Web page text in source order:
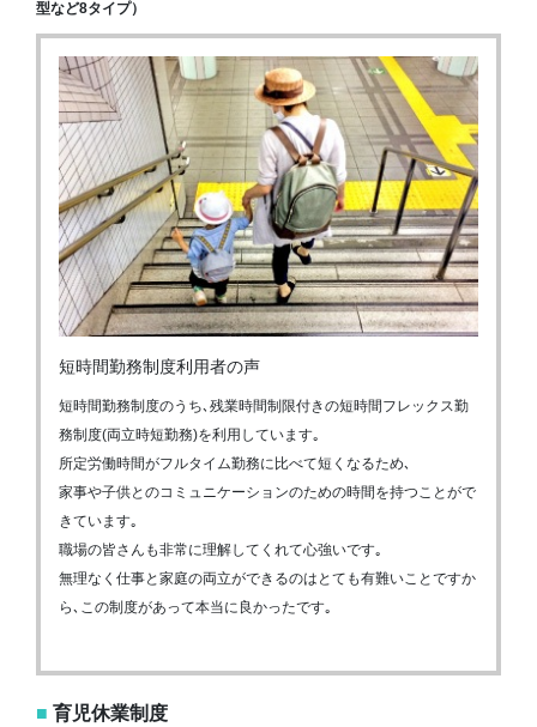
型など8タイプ）
短時間勤務制度利用者の声
短時間勤務制度のうち､残業時間制限付きの短時間フレックス勤
務制度(両立時短勤務)を利用しています｡
所定労働時間がフルタイム勤務に比べて短くなるため､
家事や子供とのコミュニケーションのための時間を持つことがで
きています｡
職場の皆さんも非常に理解してくれて心強いです｡
無理なく仕事と家庭の両立ができるのはとても有難いことですか
ら､この制度があって本当に良かったです｡
■ 育児休業制度